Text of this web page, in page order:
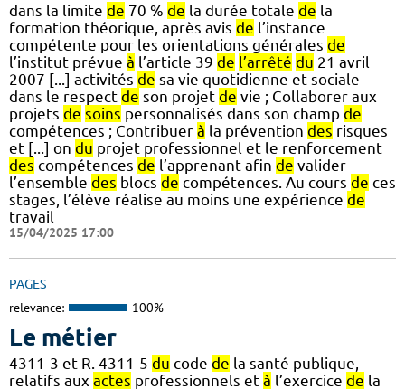
dans la limite de 70 % de la durée totale de la
formation théorique, après avis de l’instance
compétente pour les orientations générales de
l’institut prévue à l’article 39 de l’arrêté du 21 avril
2007 [...] activités de sa vie quotidienne et sociale
dans le respect de son projet de vie ; Collaborer aux
projets de soins personnalisés dans son champ de
compétences ; Contribuer à la prévention des risques
et [...] on du projet professionnel et le renforcement
des compétences de l’apprenant afin de valider
l’ensemble des blocs de compétences. Au cours de ces
stages, l’élève réalise au moins une expérience de
travail
15/04/2025 17:00
PAGES
relevance: 100%
Le métier
4311-3 et R. 4311-5 du code de la santé publique,
relatifs aux actes professionnels et à l’exercice de la